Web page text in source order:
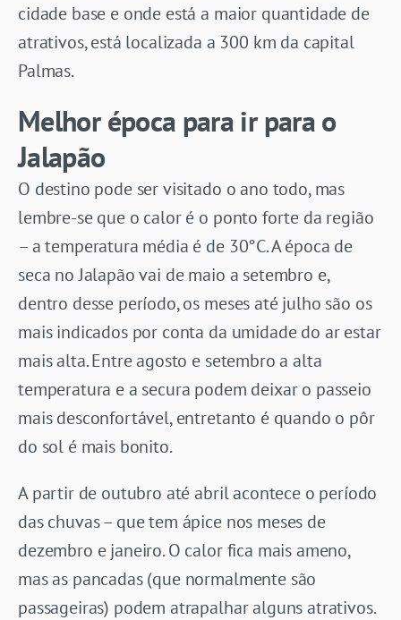
cidade base e onde está a maior quantidade de
atrativos, está localizada a 300 km da capital
Palmas.
Melhor época para ir para o
Jalapão
O destino pode ser visitado o ano todo, mas
lembre-se que o calor é o ponto forte da região
– a temperatura média é de 30°C. A época de
seca no Jalapão vai de maio a setembro e,
dentro desse período, os meses até julho são os
mais indicados por conta da umidade do ar estar
mais alta. Entre agosto e setembro a alta
temperatura e a secura podem deixar o passeio
mais desconfortável, entretanto é quando o pôr
do sol é mais bonito.
A partir de outubro até abril acontece o período
das chuvas – que tem ápice nos meses de
dezembro e janeiro. O calor fica mais ameno,
mas as pancadas (que normalmente são
passageiras) podem atrapalhar alguns atrativos.